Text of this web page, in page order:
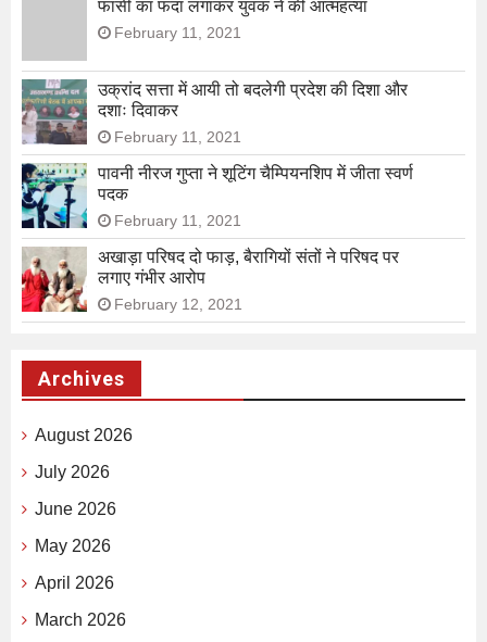
फासी का फंदा लगाकर युवक ने की आत्महत्या
February 11, 2021
उक्रांद सत्ता में आयी तो बदलेगी प्रदेश की दिशा और
दशाः दिवाकर
February 11, 2021
पावनी नीरज गुप्ता ने शूटिंग चैम्पियनशिप में जीता स्वर्ण
पदक
February 11, 2021
अखाड़ा परिषद दो फाड़, बैरागियों संतों ने परिषद पर
लगाए गंभीर आरोप
February 12, 2021
Archives
August 2026
July 2026
June 2026
May 2026
April 2026
March 2026